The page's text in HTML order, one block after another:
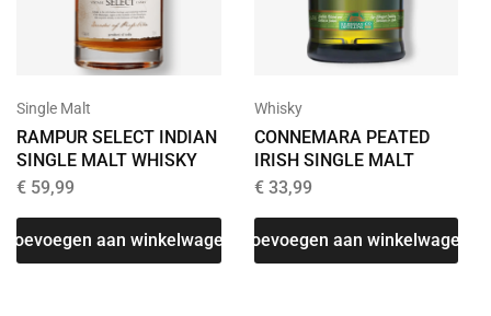
Single Malt
RAMPUR SELECT INDIAN
SINGLE MALT WHISKY
€ 59,99
Toevoegen aan winkelwagen
Whisky
CONNEMARA PEATED
IRISH SINGLE MALT
€33,99
Toevoegen aan winkelwagen